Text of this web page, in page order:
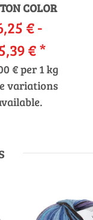
COLOR
€ -
€*
€ per 1 kg
variations